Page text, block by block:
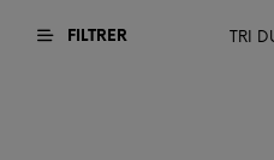
FILTRER